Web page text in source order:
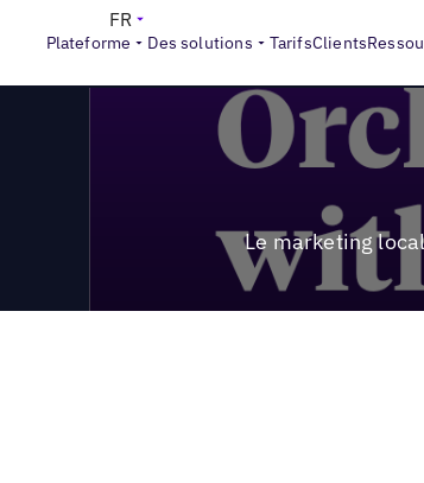
Plateforme Des solutions TarifsClients
FR
Local Marketing Beat Le marketing local
Le marketing